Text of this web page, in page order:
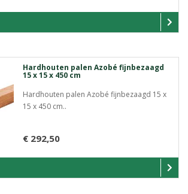
Hardhouten palen Azobé fijnbezaagd
15 x 15 x 450 cm
Hardhouten palen Azobé fijnbezaagd 15 x
15 x 450 cm..
€ 292,50